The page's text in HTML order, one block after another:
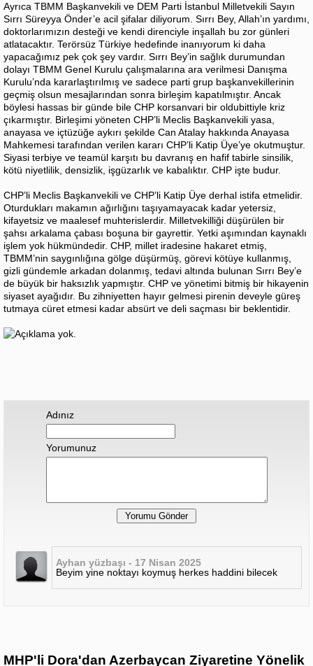
Ayrıca TBMM Başkanvekili ve DEM Parti İstanbul Milletvekili Sayın
Sırrı Süreyya Önder’e acil şifalar diliyorum. Sırrı Bey, Allah’ın yardımı,
doktorlarımızın desteği ve kendi direnciyle inşallah bu zor günleri
atlatacaktır. Terörsüz Türkiye hedefinde inanıyorum ki daha
yapacağımız pek çok şey vardır. Sırrı Bey’in sağlık durumundan
dolayı TBMM Genel Kurulu çalışmalarına ara verilmesi Danışma
Kurulu’nda kararlaştırılmış ve sadece parti grup başkanvekillerinin
geçmiş olsun mesajlarından sonra birleşim kapatılmıştır. Ancak
böylesi hassas bir günde bile CHP korsanvari bir oldubittiyle kriz
çıkarmıştır. Birleşimi yöneten CHP’li Meclis Başkanvekili yasa,
anayasa ve içtüzüğe aykırı şekilde Can Atalay hakkında Anayasa
Mahkemesi tarafından verilen kararı CHP’li Katip Üye’ye okutmuştur.
Siyasi terbiye ve teamül karşıtı bu davranış en hafif tabirle sinsilik,
kötü niyetlilik, densizlik, işgüzarlık ve kabalıktır. CHP işte budur.
CHP’li Meclis Başkanvekili ve CHP’li Katip Üye derhal istifa etmelidir.
Oturdukları makamın ağırlığını taşıyamayacak kadar yetersiz,
kifayetsiz ve maalesef muhterislerdir. Milletvekilliği düşürülen bir
şahsı arkalama çabası boşuna bir gayrettir. Yetki aşımından kaynaklı
işlem yok hükmündedir. CHP, millet iradesine hakaret etmiş,
TBMM’nin saygınlığına gölge düşürmüş, görevi kötüye kullanmış,
gizli gündemle arkadan dolanmış, tedavi altında bulunan Sırrı Bey’e
de büyük bir haksızlık yapmıştır. CHP ve yönetimi bitmiş bir hikayenin
siyaset ayağıdır. Bu zihniyetten hayır gelmesi pirenin deveyle güreş
tutmaya cüret etmesi kadar absürt ve deli saçması bir beklentidir.
Adınız
Yorumunuz
Ayhan yüzbaşı - 17 Nisan 2025
Beyim yine noktayı koymuş herkes haddini bilecek
MHP'li Dora'dan Azerbaycan Ziyaretine Yönelik